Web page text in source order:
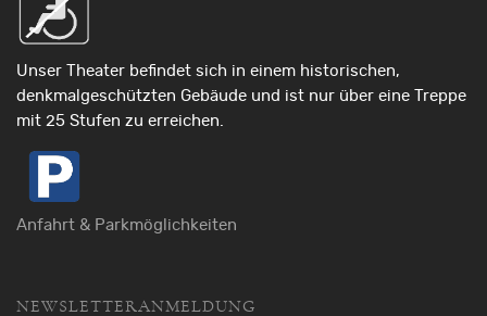
Unser Theater befindet sich in einem historischen,
denkmalgeschützten Gebäude und ist nur über eine Treppe
mit 25 Stufen zu erreichen.
Anfahrt & Parkmöglichkeiten
NEWSLETTERANMELDUNG